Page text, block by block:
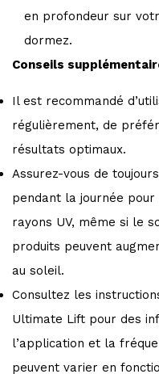
en profondeur sur
dormez.
Conseils
Il est recommandé
régulièrement, de
résultats optimaux.
Assurez-vous de
pendant la journée
rayons UV, même si le
produits peuvent
au soleil.
Consultez les
Ultimate Lift pour des
l’application et la
peuvent varier en